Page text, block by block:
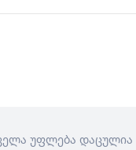
უფლება დაცულია